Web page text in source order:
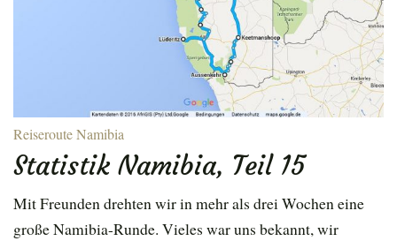
Reiseroute Namibia
Statistik Namibia, Teil 15
Mit Freunden drehten wir in mehr als drei Wochen eine
große Namibia-Runde. Vieles war uns bekannt, wir